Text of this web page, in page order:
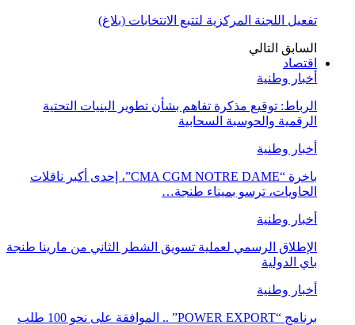
تفعيل اللجنة المركزية لتتبع الانتخابات (بلاغ)
السابق التالي
اقتصاد
أخبار وطنية
الرباط: توقيع مذكرة تفاهم بشأن تطوير البنيات التحتية
الرقمية والحوسبة السحابية
أخبار وطنية
باخرة “CMA CGM NOTRE DAME”، إحدى أكبر ناقلات
الحاويات، ترسو بميناء طنجة…
أخبار وطنية
الإطلاق الرسمي لعملية تسويق الشطر الثاني من مارينا طنجة
باي الدولية
أخبار وطنية
برنامج “POWER EXPORT” .. الموافقة على نحو 100 طلب